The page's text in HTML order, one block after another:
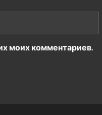
моих комментариев.